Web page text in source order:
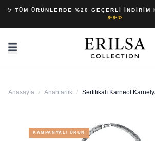
✨ TÜM ÜRÜNLERDE %20 GEÇERLI İNDIRIM
✨✨✨
Anasayfa / Anahtarlık / Sertifikalı Karneol
KAMPANYALI ÜRÜN